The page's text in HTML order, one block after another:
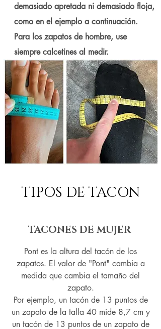
demasiado apretada ni demasiado floja,
como en el ejemplo a continuación.
Para los zapatos de hombre, use
siempre calcetines al medir.
TIPOS DE TACON
TACONES DE MUJER
Pont es la altura del tacón de los
zapatos. El valor de "Pont" cambia a
medida que cambia el tamaño del
zapato.
Por ejemplo, un tacón de 13 puntos de
un zapato de la talla 40 mide 8,7 cm y
un tacón de 13 puntos de un zapato de